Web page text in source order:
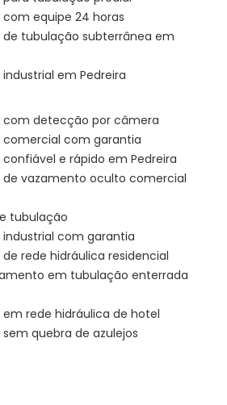
equipe 24 horas
tubulação subterrânea em
em Pedreira
detecção por câmera
com garantia
e rápido em Pedreira
vazamento oculto comercial
tubulação
com garantia
rede hidráulica residencial
em tubulação enterrada
rede hidráulica de hotel
quebra de azulejos